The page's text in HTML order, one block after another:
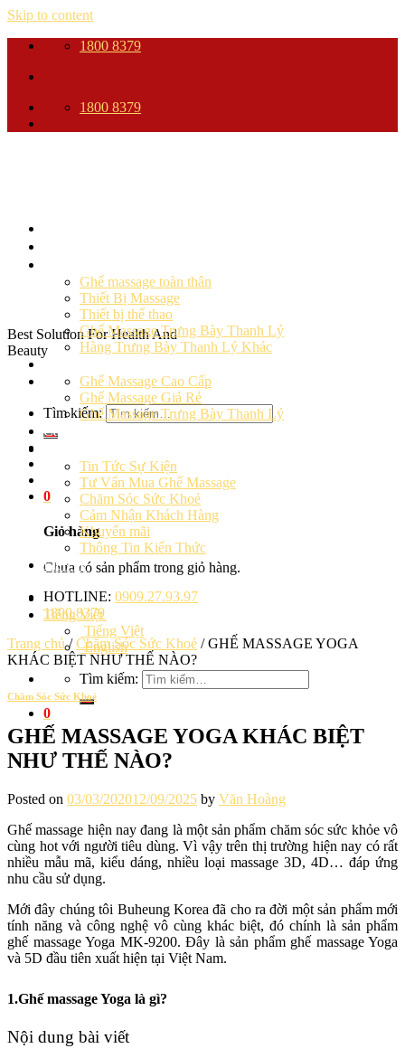
Skip to content
1800 8379
1800 8379
Best Solution For Health And
Beauty
Tìm kiếm:
0
Giỏ hàng
Chưa có sản phẩm trong giỏ hàng.
Tiếng Việt
Tiếng Việt
English
Tìm kiếm:
0
Ghế massage toàn thân
Thiết Bị Massage
Thiết bị thể thao
Ghế Massage Trưng Bày Thanh Lý
Hàng Trưng Bày Thanh Lý Khác
Ghế Massage Cao Cấp
Ghế Massage Giá Rẻ
Ghế Massage Trưng Bày Thanh Lý
Cảm Nhận Khách Hàng
Tin Tức Sự Kiện
Tư Vấn Mua Ghế Massage
Chăm Sóc Sức Khoẻ
Cảm Nhận Khách Hàng
Khuyến mãi
Thông Tin Kiến Thức
Liên hệ
HOTLINE: 0909.27.93.97
1800.8379
Trang chủ / Chăm Sóc Sức Khoẻ /GHẾ MASSAGE YOGA
KHÁC BIỆT NHƯ THẾ NÀO?
Chăm Sóc Sức Khoẻ
GHẾ MASSAGE YOGA KHÁC BIỆT
NHƯ THẾ NÀO?
Posted on 03/03/202012/09/2025 by Văn Hoàng
Ghế massage hiện nay đang là một sản phẩm chăm sóc sức khỏe vô
cùng hot với người tiêu dùng. Vì vậy trên thị trường hiện nay có rất
nhiều mẫu mã, kiểu dáng, nhiều loại massage 3D, 4D… đáp ứng
nhu cầu sử dụng.
Mới đây chúng tôi Buheung Korea đã cho ra đời một sản phẩm mới
tính năng và công nghệ vô cùng khác biệt, đó chính là sản phẩm
ghế massage Yoga MK-9200. Đây là sản phẩm ghế massage Yoga
và 5D đầu tiên xuất hiện tại Việt Nam.
1.Ghế massage Yoga là gì?
Nội dung bài viết